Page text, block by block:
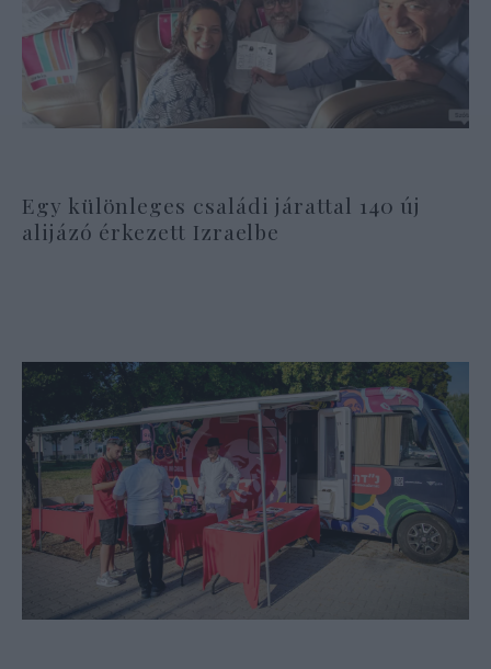
Egy különleges családi járattal 140 új
alijázó érkezett Izraelbe